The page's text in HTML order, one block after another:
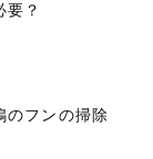
要？
のフンの掃除